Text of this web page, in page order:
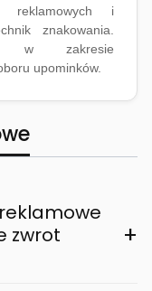
reklamowych i
znakowania.
w zakresie
upominków.
zwrot
+